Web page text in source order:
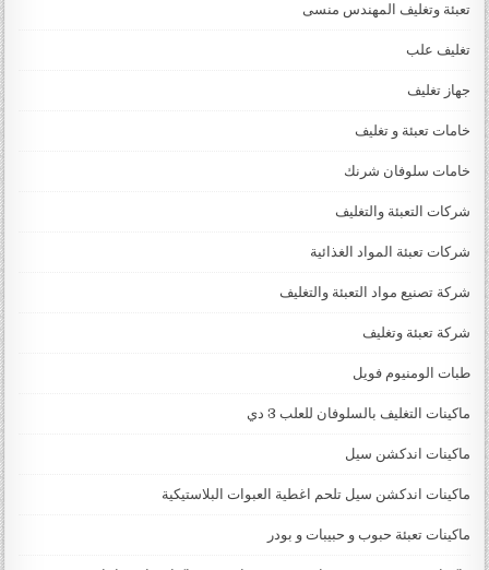
تعبئة وتغليف المهندس منسى
تغليف علب
جهاز تغليف
خامات تعبئة و تغليف
خامات سلوفان شرنك
شركات التعبئة والتغليف
شركات تعبئة المواد الغذائية
شركة تصنيع مواد التعبئة والتغليف
شركة تعبئة وتغليف
طبات الومنيوم فويل
ماكينات التغليف بالسلوفان للعلب 3 دي
ماكينات اندكشن سيل
ماكينات اندكشن سيل تلحم اغطية العبوات البلاستيكية
ماكينات تعبئة حبوب و حبيبات و بودر